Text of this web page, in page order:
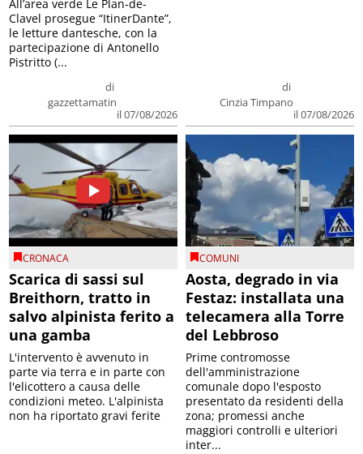
di
gazzettamatin
il 07/08/2026
All’area verde Le Plan-de-
Clavel prosegue “ItinerDante”,
le letture dantesche, con la
partecipazione di Antonello
Pistritto (...
di
Cinzia Timpano
il 07/08/2026
CRONACA
Scarica di sassi sul
Breithorn, tratto in
salvo alpinista ferito a
una gamba
L'intervento è avvenuto in
parte via terra e in parte con
l'elicottero a causa delle
condizioni meteo. L'alpinista
non ha riportato gravi ferite
COMUNI
Aosta, degrado in via
Festaz: installata una
telecamera alla Torre
del Lebbroso
Prime contromosse
dell'amministrazione
comunale dopo l'esposto
presentato da residenti della
zona; promessi anche
maggiori controlli e ulteriori
inter...